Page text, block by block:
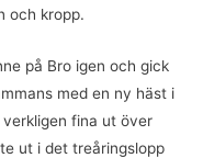
och kropp.
på Bro igen och gick
med en ny häst i
fina ut över
ut i det treåringslopp